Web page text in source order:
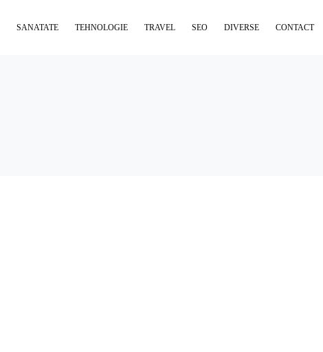
SANATATE TEHNOLOGIE TRAVEL SEO DIVERSE CONTACT